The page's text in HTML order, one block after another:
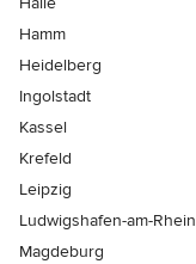
Hamm
Heidelberg
Ingolstadt
Kassel
Krefeld
Leipzig
Ludwigshafen-am-Rhein
Magdeburg